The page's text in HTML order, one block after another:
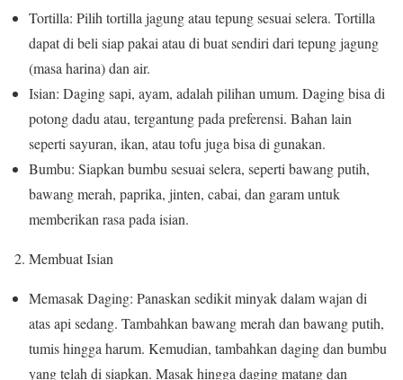
Tortilla: Pilih tortilla jagung atau tepung sesuai selera. Tortilla
dapat di beli siap pakai atau di buat sendiri dari tepung jagung
(masa harina) dan air.
Isian: Daging sapi, ayam, adalah pilihan umum. Daging bisa di
potong dadu atau, tergantung pada preferensi. Bahan lain
seperti sayuran, ikan, atau tofu juga bisa di gunakan.
Bumbu: Siapkan bumbu sesuai selera, seperti bawang putih,
bawang merah, paprika, jinten, cabai, dan garam untuk
memberikan rasa pada isian.
2. Membuat Isian
Memasak Daging: Panaskan sedikit minyak dalam wajan di
atas api sedang. Tambahkan bawang merah dan bawang putih,
tumis hingga harum. Kemudian, tambahkan daging dan bumbu
yang telah di siapkan. Masak hingga daging matang dan